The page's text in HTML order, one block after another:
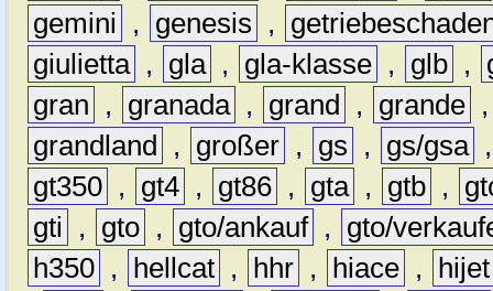
gemini
, genesis ,
giulietta , gla , gla-klasse , glb ,
gran
, granada , grand , grande
grandland
, großer , gs , gs/gsa
gt350 , gt4 , gt86 , gta , gtb ,
gti
, gto , gto/ankauf ,
gto/
h350 , hellcat , hhr , hiace ,
hijet